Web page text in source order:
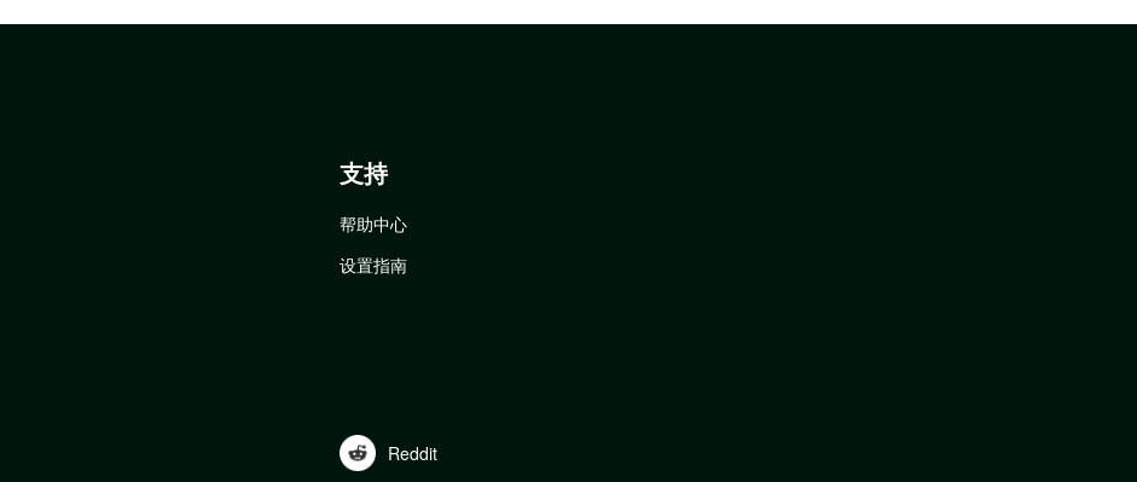
支持
帮助中心
设置指南
Reddit